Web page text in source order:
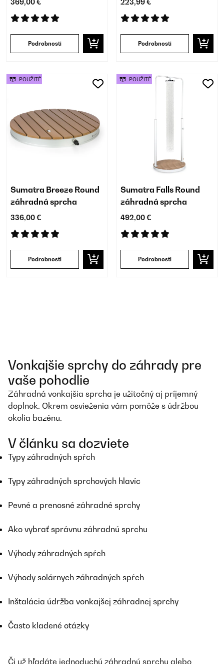
369,00 €
Podrobnosti
223,99 €
Podrobnosti
Sumatra Breeze Round
záhradná sprcha
336,00 €
Podrobnosti
POUŽITÉ
Sumatra Falls Round
záhradná sprcha
492,00 €
Podrobnosti
POUŽITÉ
Vonkajšie sprchy do záhrady pre
vaše pohodlie
Záhradná vonkajšia sprcha je užitočný aj príjemný
doplnok. Okrem osvieženia vám pomôže s údržbou
okolia bazénu.
V článku sa dozviete
Typy záhradných spŕch
Typy záhradných sprchových hlavíc
Pevné a prenosné záhradné sprchy
Ako vybrať správnu záhradnú sprchu
Výhody záhradných spŕch
Výhody solárnych záhradných spŕch
Inštalácia údržba vonkajšej záhradnej sprchy
Často kladené otázky
Či už hľadáte jednoduchú záhradnú sprchu alebo